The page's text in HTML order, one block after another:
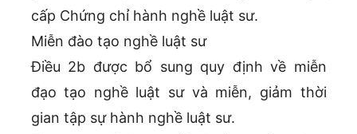
cấp Chứng chỉ hành nghề luật sư.
Miễn đào tạo nghề luật sư
Điều 2b được bổ sung quy định về miễn
đạo tạo nghề luật sư và miễn, giảm thời
gian tập sự hành nghề luật sư.